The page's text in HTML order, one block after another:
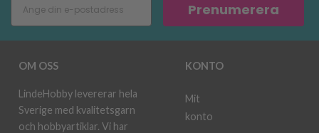
Prenumerera
OM OSS
LindeHobby levererar hela
Sverige med kvalitetsgarn
och hobbyartiklar. Vi har
KONTO
Mit
konto